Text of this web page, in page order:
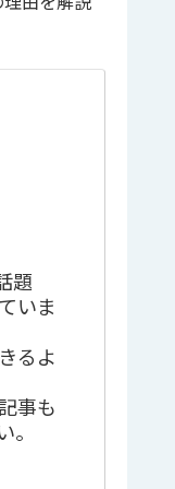
題
いま
るよ
事も